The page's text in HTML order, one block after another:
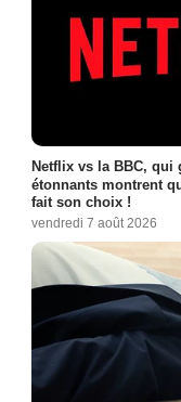
Netflix vs la BBC, qui
étonnants montrent
fait son choix !
vendredi 7 août 2026